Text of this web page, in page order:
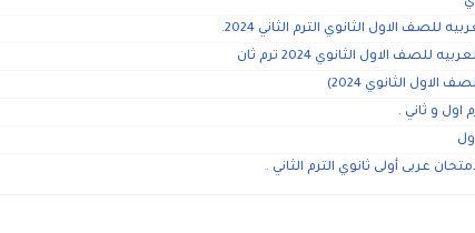
الاول الثانوي الترم الثاني 2024.
الاول الثانوي 2024 ترم ثان
الثانوي 2024)
اول و ثاني .
عربى أولى ثانوي الترم الثاني .